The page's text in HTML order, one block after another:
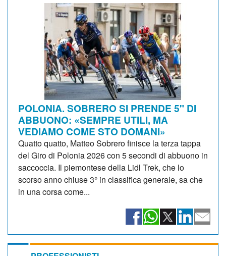
POLONIA. SOBRERO SI PRENDE 5" DI
ABBUONO: «SEMPRE UTILI, MA
VEDIAMO COME STO DOMANI»
Quatto quatto, Matteo Sobrero finisce la terza tappa
del Giro di Polonia 2026 con 5 secondi di abbuono in
saccoccia. Il piemontese della Lidl Trek, che lo
scorso anno chiuse 3° in classifica generale, sa che
in una corsa come...